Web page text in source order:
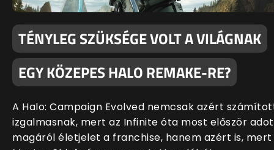
TÉNYLEG SZÜKSÉGE VOLT A VILÁGNAK
EGY KÖZEPES HALO REMAKE-RE?
A Halo: Campaign Evolved nemcsak azért
izgalmasnak, mert az Infinite óta most először
magáról életjelet a franchise, hanem azért is, mert